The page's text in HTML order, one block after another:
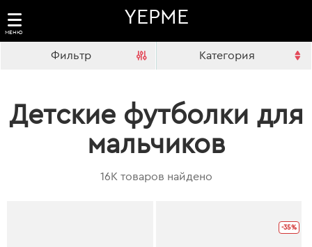
МЕНЮ
YEPME
Фильтр Категория
Детские футболки для
мальчиков
16K товаров найдено
-35%